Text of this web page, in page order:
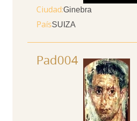
Ciudad Ginebra
PaísSUIZA
Pad004